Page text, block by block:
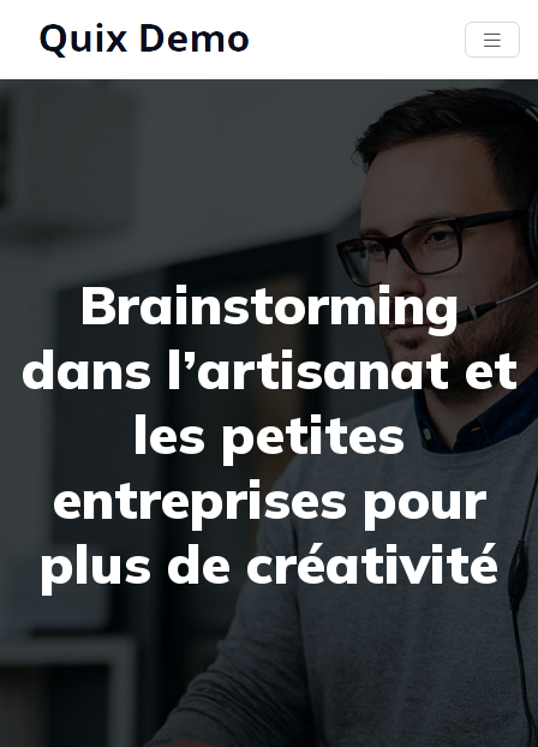
Brainstorming
dans l’artisanat et
les petites
entreprises pour
plus de créativité